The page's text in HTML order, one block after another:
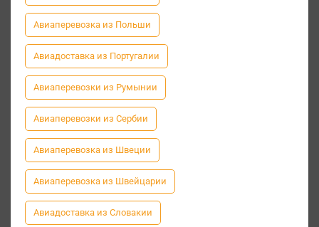
Авиаперевозка из Польши
Авиадоставка из Португалии
Авиаперевозки из Румынии
Авиаперевозки из Сербии
Авиаперевозка из Швеции
Авиаперевозка из Швейцарии
Авиадоставка из Словакии